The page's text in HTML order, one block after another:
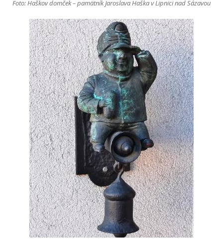
Foto: Haškov domček – pamätník Jaroslava Haška v Lipnici nad Sázavou